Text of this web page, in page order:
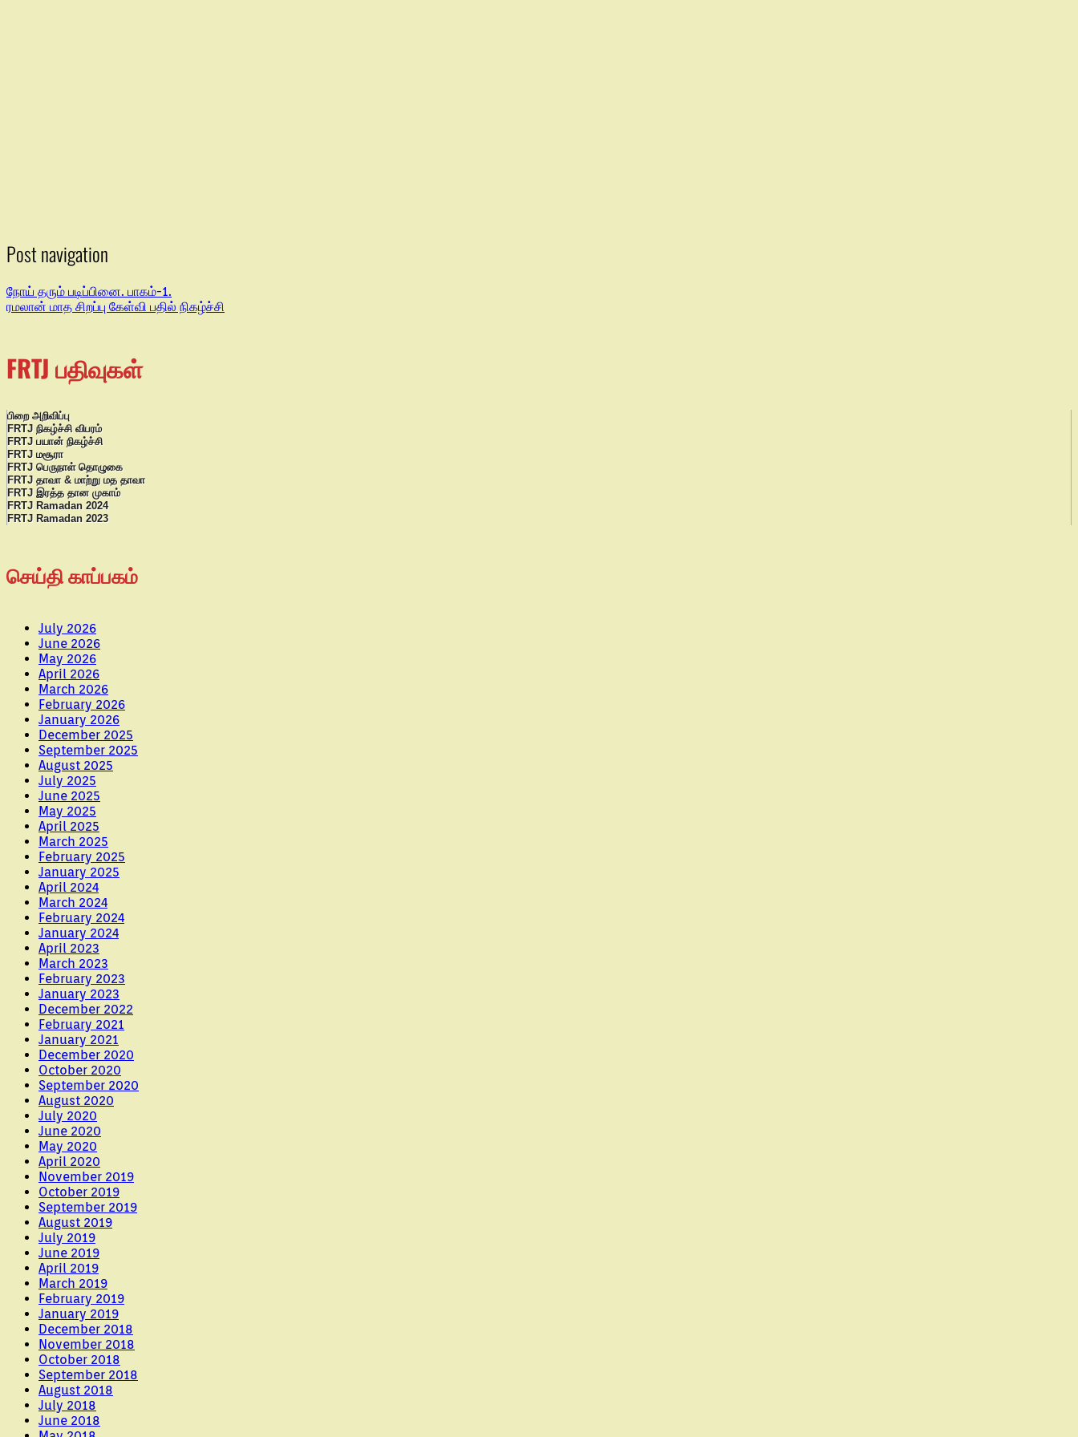
Post navigation
நோய் தரும் படிப்பினை. பாகம்-1.
ரமலான் மாத சிறப்பு கேள்வி பதில் நிகழ்ச்சி
FRTJ பதிவுகள்
பிறை அறிவிப்பு
FRTJ நிகழ்ச்சி விபரம்
FRTJ பயான் நிகழ்ச்சி
FRTJ மசூரா
FRTJ பெருநாள் தொழுகை
FRTJ தாவா & மாற்று மத தாவா
FRTJ இரத்த தான முகாம்
FRTJ Ramadan 2024
FRTJ Ramadan 2023
செய்தி காப்பகம்
July 2026
June 2026
May 2026
April 2026
March 2026
February 2026
January 2026
December 2025
September 2025
August 2025
July 2025
June 2025
May 2025
April 2025
March 2025
February 2025
January 2025
April 2024
March 2024
February 2024
January 2024
April 2023
March 2023
February 2023
January 2023
December 2022
February 2021
January 2021
December 2020
October 2020
September 2020
August 2020
July 2020
June 2020
May 2020
April 2020
November 2019
October 2019
September 2019
August 2019
July 2019
June 2019
April 2019
March 2019
February 2019
January 2019
December 2018
November 2018
October 2018
September 2018
August 2018
July 2018
June 2018